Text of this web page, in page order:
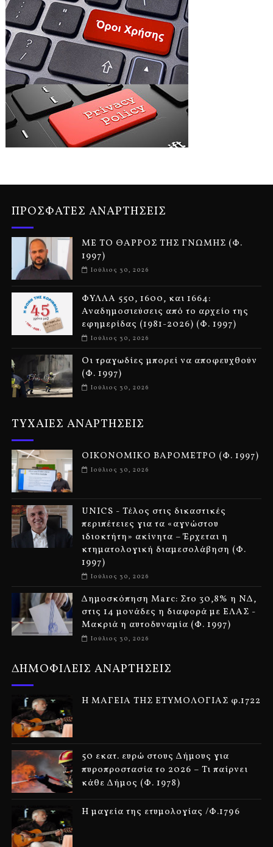
ΠΡΟΣΦΑΤΕΣ ΑΝΑΡΤΗΣΕΙΣ
ΜΕ ΤΟ ΘΑΡΡΟΣ ΤΗΣ ΓΝΩΜΗΣ (Φ.
1997)
Ιούλιος 30, 2026
ΦΥΛΛΑ 550, 1600, και 1664:
Αναδημοσιεύσεις από το αρχείο της
εφημερίδας (1981-2026) (Φ. 1997)
Ιούλιος 30, 2026
Οι τραγωδίες μπορεί να αποφευχθούν
(Φ. 1997)
Ιούλιος 30, 2026
ΤΥΧΑΙΕΣ ΑΝΑΡΤΗΣΕΙΣ
ΟΙΚΟΝΟΜΙΚΟ ΒΑΡΟΜΕΤΡΟ (Φ. 1997)
Ιούλιος 30, 2026
UNICS - Τέλος στις δικαστικές
περιπέτειες για τα «αγνώστου
ιδιοκτήτη» ακίνητα – Έρχεται η
κτηματολογική διαμεσολάβηση (Φ.
1997)
Ιούλιος 30, 2026
Δημοσκόπηση Marc: Στο 30,8% η ΝΔ,
στις 14 μονάδες η διαφορά με ΕΛΑΣ -
Μακριά η αυτοδυναμία (Φ. 1997)
Ιούλιος 30, 2026
ΔΗΜΟΦΙΛΕΙΣ ΑΝΑΡΤΗΣΕΙΣ
Η ΜΑΓΕΙΑ ΤΗΣ ΕΤΥΜΟΛΟΓΙΑΣ φ.1722
50 εκατ. ευρώ στους Δήμους για
πυροπροστασία το 2026 – Τι παίρνει
κάθε Δήμος (Φ. 1978)
Η μαγεία της ετυμολογίας /Φ.1796